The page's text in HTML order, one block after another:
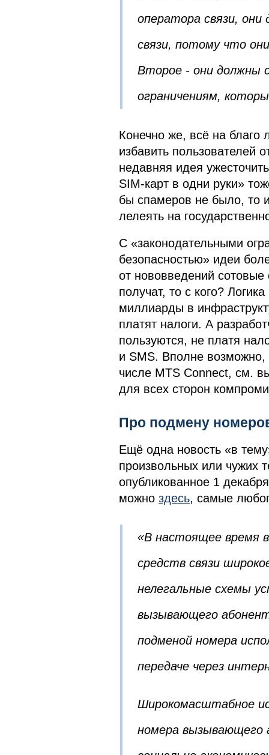
оператора связи,
связи, потому что
Второе - они должны
ограничениям,
Конечно же, всё на благо
избавить пользователей
недавняя идея
SIM-карт в одни руки»
бы спамеров не было, то
лелеять на
С «законодательными
безопасностью» идеи
от нововведений
получат, то с кого?
миллиарды в
платят налоги. А
пользуются, не платя
и SMS. Вполне
числе MTS Connect, см.
для всех сторон
Про подмену
Ещё одна новость «в
произвольных или чужих
опубликованное 1
можно здесь, самые
«В настоящее время в
средств связи
нелегальные схемы
вызывающего
подменой номера
передаче через
Широкомасштабное
номера вызывающего